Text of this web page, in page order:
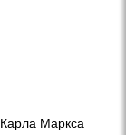
Маркса